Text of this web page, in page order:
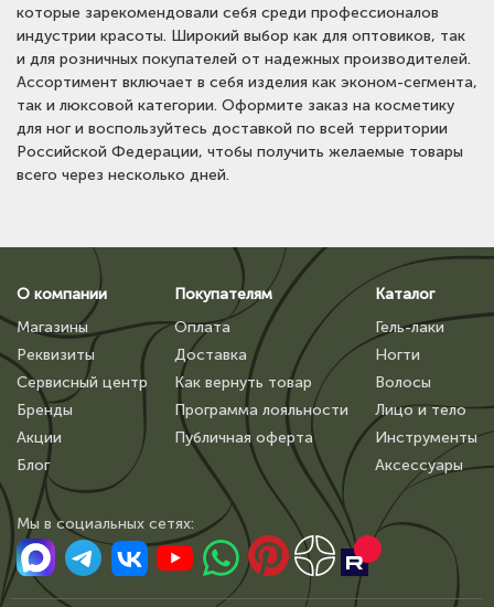
которые зарекомендовали себя среди профессионалов
индустрии красоты. Широкий выбор как для оптовиков, так
и для розничных покупателей от надежных производителей.
Ассортимент включает в себя изделия как эконом-сегмента,
так и люксовой категории. Оформите заказ на косметику
для ног и воспользуйтесь доставкой по всей территории
Российской Федерации, чтобы получить желаемые товары
всего через несколько дней.
О компании
Магазины
Реквизиты
Сервисный центр
Бренды
Акции
Блог
Покупателям
Оплата
Доставка
Как вернуть товар
Программа лояльности
Публичная оферта
Каталог
Гель-лаки
Ногти
Волосы
Лицо и тело
Инструменты
Аксессуары
Мы в сoциальных сетях: